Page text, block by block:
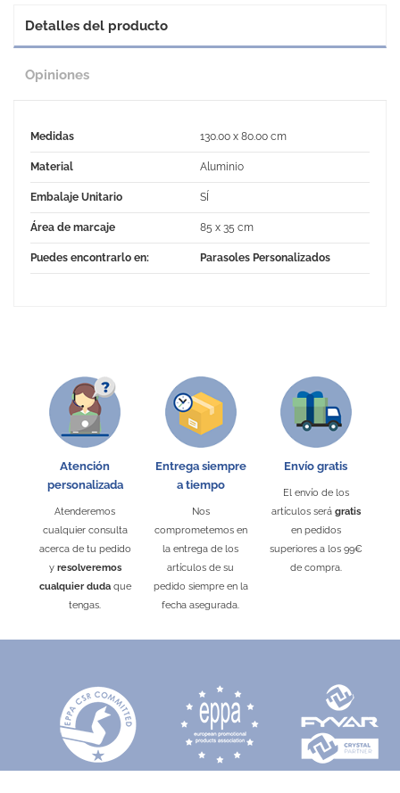
Detalles del producto
Opiniones
Medidas 130.00 x 80.00 cm
Material Aluminio
Embalaje Unitario SÍ
Área de marcaje 85 x 35 cm
Puedes encontrarlo en: Parasoles Personalizados
Atención
personalizada
Atenderemos
cualquier consulta
acerca de tu pedido
y resolveremos
cualquier dudaque
tengas.
Entrega siempre
a tiempo
Nos
comprometemos en
la entrega de los
artículos de su
pedido siempre en la
fecha asegurada.
Envío gratis
El envío de los
artículos será gratis
en pedidos
superiores a los 99€
de compra.